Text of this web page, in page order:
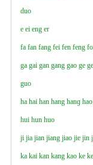
duo
e ei eng er
fa fan fang fei fen feng
ga gai gan gang gao ge
guo
ha hai han hang hanɡ hao
hui hun huo
ji jia jian jiang jiao jie jin
ka kai kan kang kao ke